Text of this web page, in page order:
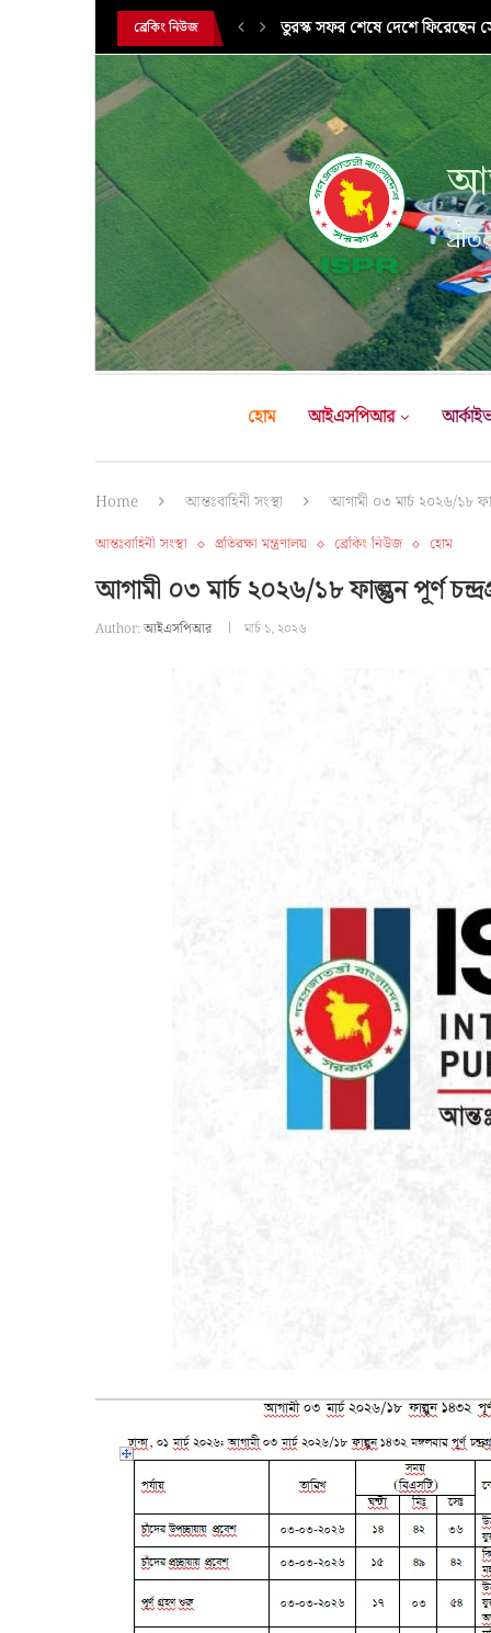
ব্রেকিং নিউজ সরকারি সফরে তুরস্ক গমন করলেন
হোম আইএসপিআর
Home আন্তঃবাহিনী সংস্থা আগামী ০৩ মার্চ ২০২৬/১৮
আন্তঃবাহিনী সংস্থা প্রতিরক্ষা মন্ত্রণালয় ব্রেকিং নিউজ হোম
আগামী ০৩ মার্চ ২০২৬/১৮ ফাল্গুন পূর্ণ
Author:আইএসপিআর মার্চ ১, ২০২৬